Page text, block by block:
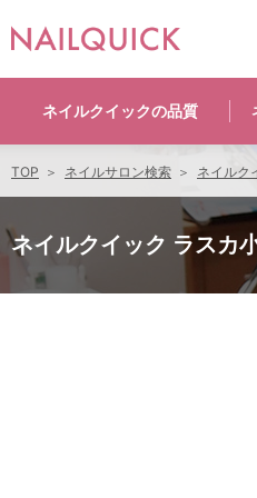
ネイルクイックの品質
ネイルクイック ラスカ
TOP ネイルサロン検索 ネイルク